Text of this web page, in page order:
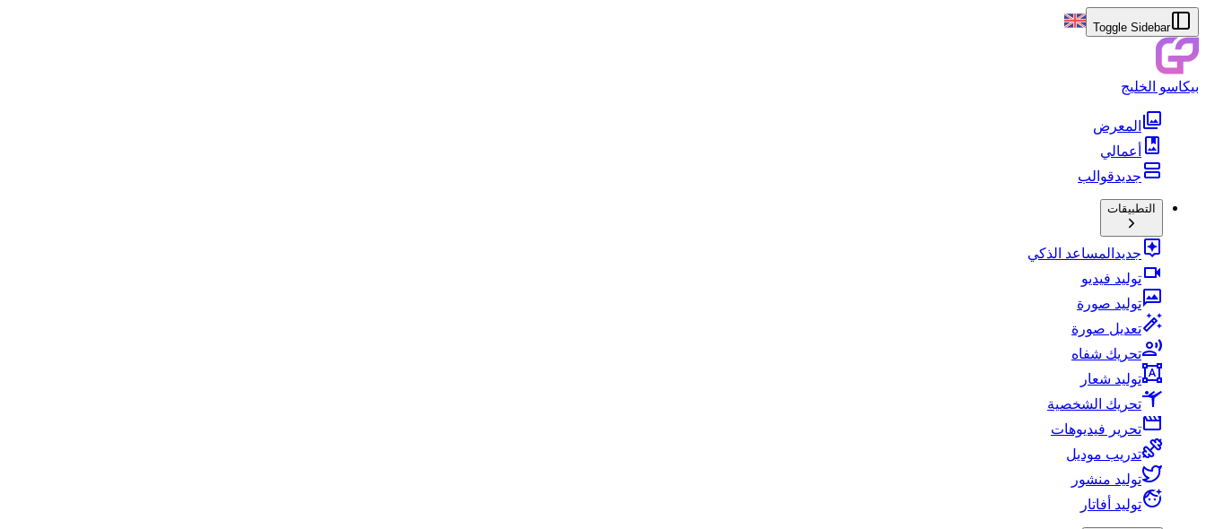
Toggle Sidebar
بيكاسو الخليج
المعرض
أعمالي
جديدقوالب
التطبيقات
جديد المساعد الذكي
توليد فيديو
توليد صورة
تعديل صورة
تحريك شفاه
توليد شعار
تحريك الشخصية
تحرير فيديوهات
تدريب موديل
توليد منشور
توليد أفاتار